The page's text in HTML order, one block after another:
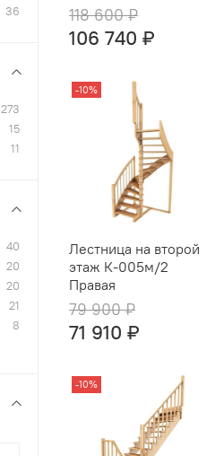
118 600 ₽
106 740 ₽
-10%
Лестница на второй
этаж К-005м/2
Правая
79 900 ₽
71 910 ₽
-10%
36
273
15
11
40
20
20
21
8